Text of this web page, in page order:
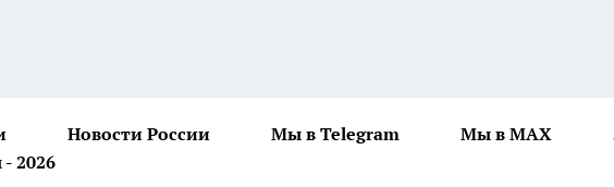
Новости России Мы в Telegram Мы в MAX
2026